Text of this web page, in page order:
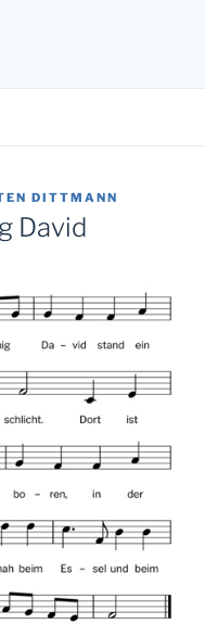
DITTMANN
David